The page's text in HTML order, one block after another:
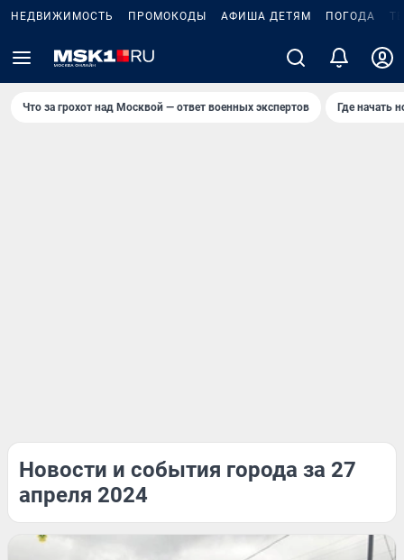
НЕДВИЖИМОСТЬ ПРОМОКОДЫ АФИША ДЕТЯМ ПОГОДА
Что за грохот над Москвой — ответ военных экспертов Где начать
Новости и события города за 27
апреля 2024